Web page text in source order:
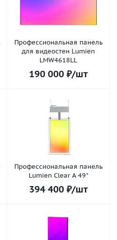
Профессиональная панель
для видеостен Lumien
LMW4618LL
190 000 ₽/шт
Профессиональная панель
Lumien Clear A 49"
394 400 ₽/шт